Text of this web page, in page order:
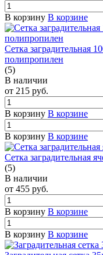
В корзину В корзине
Сетка заградительная
полипропилен
(5)
В наличии
от 215 руб.
В корзину В корзине
В корзину В корзине
Сетка заградительная
(5)
В наличии
от 455 руб.
В корзину В корзине
В корзину В корзине